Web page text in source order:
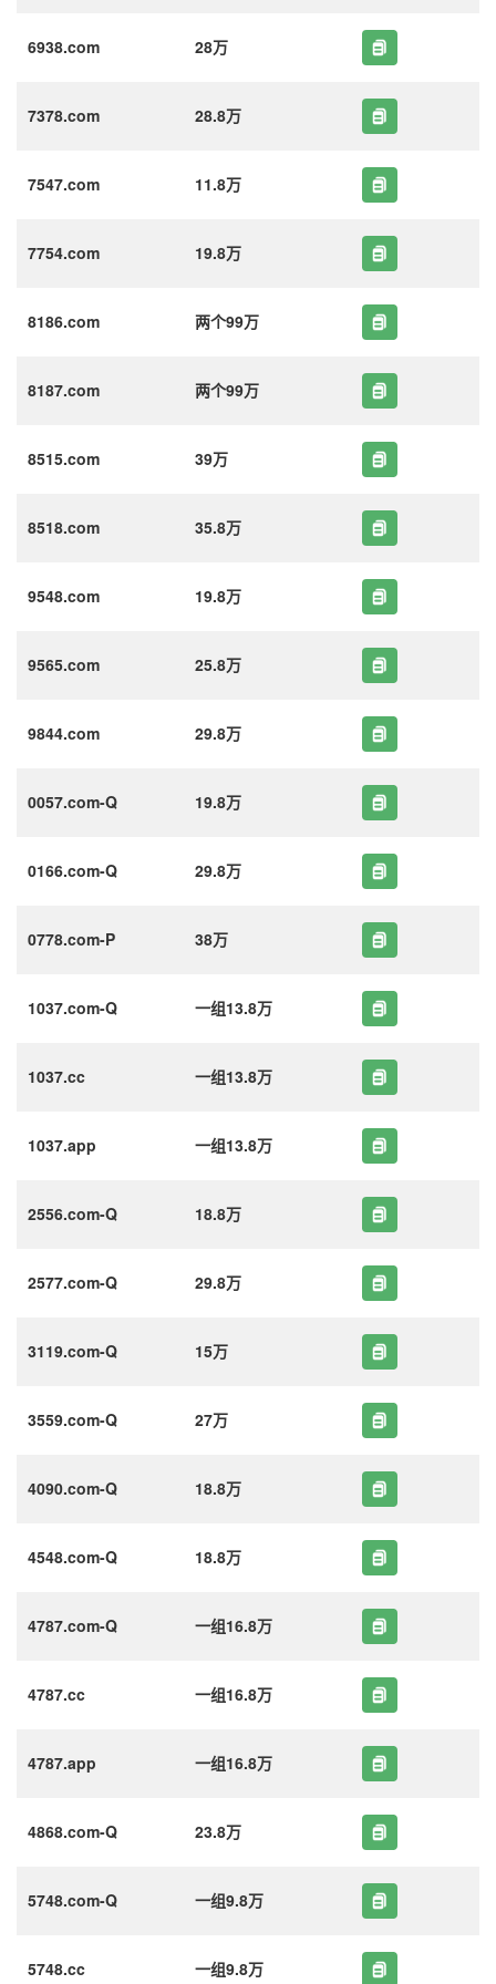
6938.com 28万
7378.com 28.8万
7547.com 11.8万
7754.com 19.8万
8186.com 两个99万
8187.com 两个99万
8515.com 39万
8518.com 35.8万
9548.com 19.8万
9565.com 25.8万
9844.com 29.8万
0057.com-Q 19.8万
0166.com-Q 29.8万
0778.com-P 38万
1037.com-Q 一组13.8万
1037.cc 一组13.8万
1037.app 一组13.8万
2556.com-Q 18.8万
2577.com-Q 29.8万
3119.com-Q 15万
3559.com-Q 27万
4090.com-Q 18.8万
4548.com-Q 18.8万
4787.com-Q 一组16.8万
4787.cc 一组16.8万
4787.app 一组16.8万
4868.com-Q 23.8万
5748.com-Q 一组9.8万
5748.cc 一组9.8万